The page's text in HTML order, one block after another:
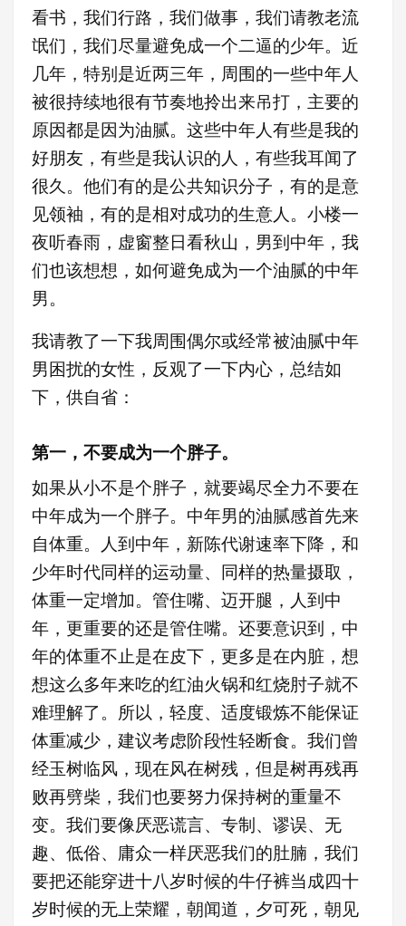
看书，我们行路，我们做事，我们请教老流
氓们，我们尽量避免成一个二逼的少年。近
几年，特别是近两三年，周围的一些中年人
被很持续地很有节奏地拎出来吊打，主要的
原因都是因为油腻。这些中年人有些是我的
好朋友，有些是我认识的人，有些我耳闻了
很久。他们有的是公共知识分子，有的是意
见领袖，有的是相对成功的生意人。小楼一
夜听春雨，虚窗整日看秋山，男到中年，我
们也该想想，如何避免成为一个油腻的中年
男。
我请教了一下我周围偶尔或经常被油腻中年
男困扰的女性，反观了一下内心，总结如
下，供自省：
第一，不要成为一个胖子。
如果从小不是个胖子，就要竭尽全力不要在
中年成为一个胖子。中年男的油腻感首先来
自体重。人到中年，新陈代谢速率下降，和
少年时代同样的运动量、同样的热量摄取，
体重一定增加。管住嘴、迈开腿，人到中
年，更重要的还是管住嘴。还要意识到，中
年的体重不止是在皮下，更多是在内脏，想
想这么多年来吃的红油火锅和红烧肘子就不
难理解了。所以，轻度、适度锻炼不能保证
体重减少，建议考虑阶段性轻断食。我们曾
经玉树临风，现在风在树残，但是树再残再
败再劈柴，我们也要努力保持树的重量不
变。我们要像厌恶谎言、专制、谬误、无
趣、低俗、庸众一样厌恶我们的肚腩，我们
要把还能穿进十八岁时候的牛仔裤当成四十
岁时候的无上荣耀，朝闻道，夕可死，朝见